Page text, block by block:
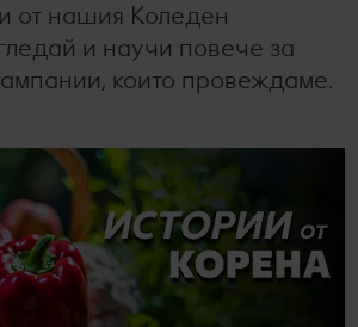
и свободно време
от нашия Коледен
и научи повече за
които провеждаме.